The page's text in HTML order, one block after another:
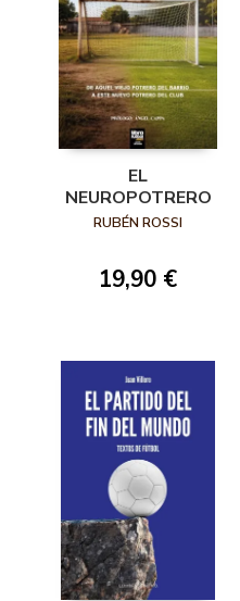
EL
NEUROPOTRERO
RUBÉN ROSSI
19,90 €